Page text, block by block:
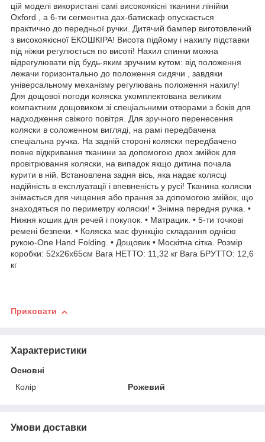
цій моделі використані самі високоякісні тканини лінійки
Oxford , а 6-ти сегментна дах-батискаф опускається
практично до передньої ручки. Дитячий бампер виготовлений
з високоякісної ЕКОШКІРА! Висота підйому і нахилу підставки
під ніжки регулюється по висоті! Нахил спинки можна
відрегулювати під будь-яким зручним кутом: від положення
лежачи горизонтально до положення сидячи , завдяки
універсальному механізму регулювань положення нахилу!
Для дощової погоди коляска укомплектована великим
компактним дощовиком зі спеціальними отворами з боків для
надходження свіжого повітря. Для зручного перенесення
коляски в соложенном вигляді, на рамі передбачена
спеціальна ручка. На задній стороні коляски передбачено
повне відкривання тканини за допомогою двох змійок для
провітрювання коляски, на випадок якщо дитина почала
курити в ній. Встановлена задня вісь, яка надає колясці
надійність в експлуатації і впевненість у русі! Тканина коляски
знімається для чищення або прання за допомогою змійок, що
знаходяться по периметру коляски! • Знімна передня ручка. •
Нижня кошик для речей і покупок. • Матрацик. • 5-ти точкові
ремені безпеки. • Коляска має функцію складання однією
рукою-One Hand Folding. • Дощовик • Москітна сітка. Розмір
коробки: 52х26х65см Вага НЕТТО: 11,32 кг Вага БРУТТО: 12,6
кг
Приховати
Характеристики
Основні
Колір
Рожевий
Умови доставки